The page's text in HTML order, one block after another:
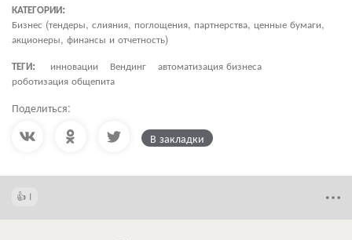
КАТЕГОРИИ:
Бизнес (тендеры, слияния, поглощения, партнерства, ценные бумаги,
акционеры, финансы и отчетность)
ТЕГИ:
инновации Вендинг
автоматизация бизнеса
роботизация общепита
Поделиться:
В закладки
1